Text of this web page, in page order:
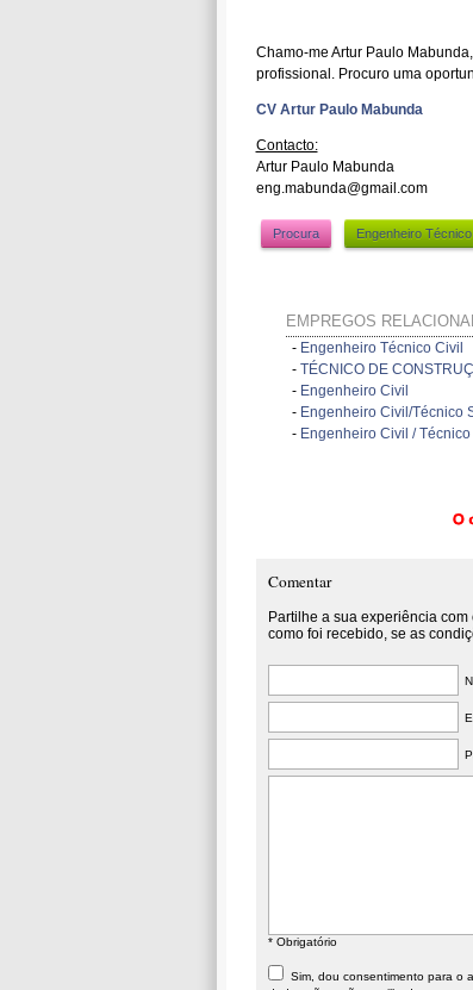
Chamo-me Artur Paulo
profissional. Procuro uma
CV Artur Paulo Mabunda
Contacto:
Artur Paulo Mabunda
eng.mabunda@gmail.com
Procura Engenheiro
EMPREGOS
- Engenheiro Técnico Civil
- TÉCNICO DE
- Engenheiro Civil
- Engenheiro Civil/Técnico
- Engenheiro Civil /
Comentar
Partilhe a sua experiência
como foi recebido, se as
* Obrigatório
Sim, dou consentimento para o